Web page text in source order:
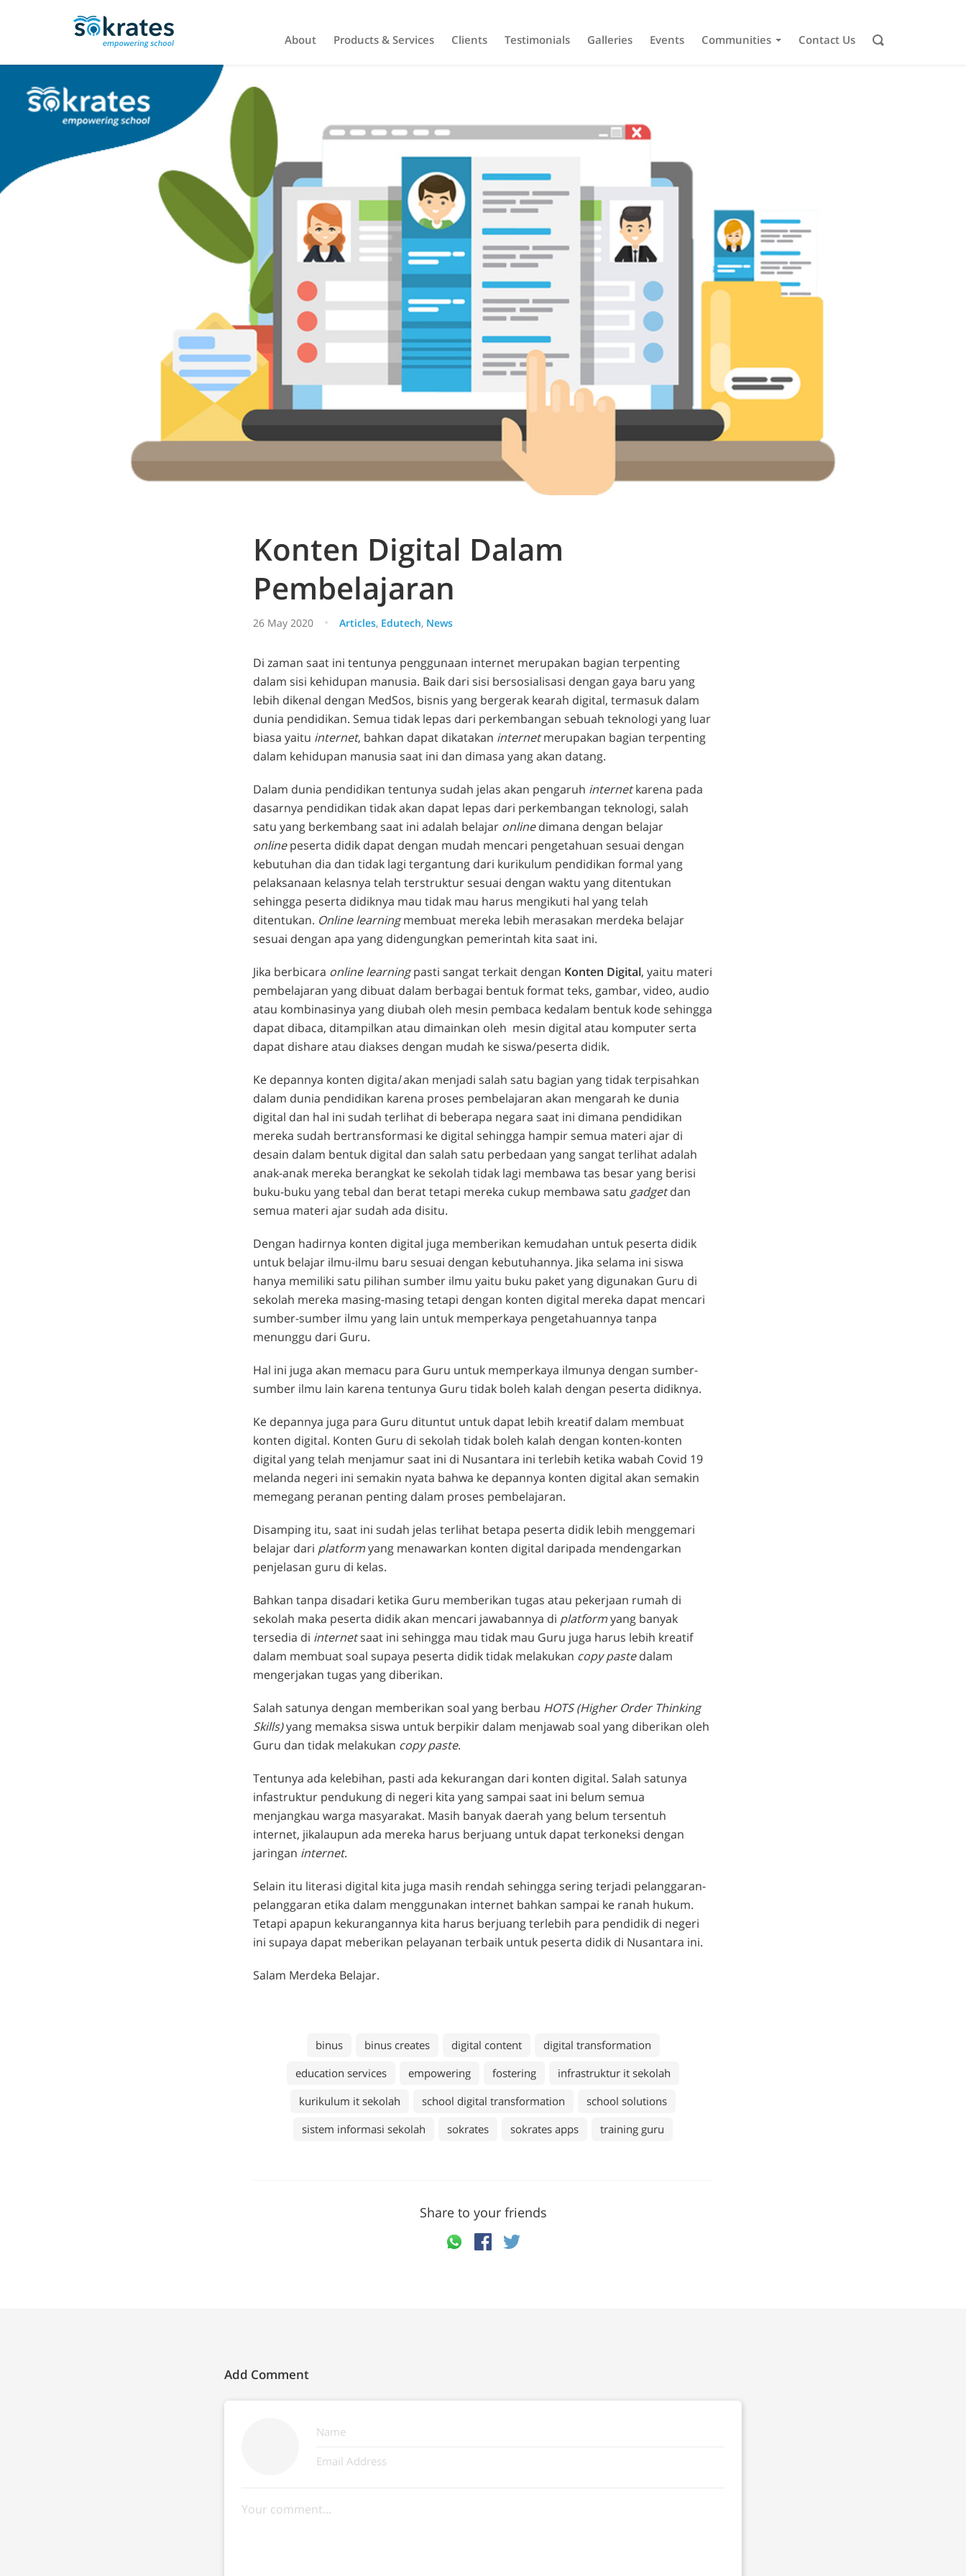
About Products & Services Clients Testimonials Galleries Events Communities Contact Us
Konten Digital Dalam
Pembelajaran
26 May 2020 Articles, Edutech, News
Di zaman saat ini tentunya penggunaan internet merupakan bagian terpenting
dalam sisi kehidupan manusia. Baik dari sisi bersosialisasi dengan gaya baru yang
lebih dikenal dengan MedSos, bisnis yang bergerak kearah digital, termasuk dalam
dunia pendidikan. Semua tidak lepas dari perkembangan sebuah teknologi yang luar
biasa yaitu internet, bahkan dapat dikatakan internetmerupakan bagian terpenting
dalam kehidupan manusia saat ini dan dimasa yang akan datang.
Dalam dunia pendidikan tentunya sudah jelas akan pengaruh internetkarena pada
dasarnya pendidikan tidak akan dapat lepas dari perkembangan teknologi, salah
satu yang berkembang saat ini adalah belajar onlinedimana dengan belajar
onlinepeserta didik dapat dengan mudah mencari pengetahuan sesuai dengan
kebutuhan dia dan tidak lagi tergantung dari kurikulum pendidikan formal yang
pelaksanaan kelasnya telah terstruktur sesuai dengan waktu yang ditentukan
sehingga peserta didiknya mau tidak mau harus mengikuti hal yang telah
ditentukan. Online learningmembuat mereka lebih merasakan merdeka belajar
sesuai dengan apa yang didengungkan pemerintah kita saat ini.
Jika berbicara online learningpasti sangat terkait dengan Konten Digital, yaitu materi
pembelajaran yang dibuat dalam berbagai bentuk format teks, gambar, video, audio
atau kombinasinya yang diubah oleh mesin pembaca kedalam bentuk kode sehingga
dapat dibaca, ditampilkan atau dimainkan oleh mesin digital atau komputer serta
dapat dishare atau diakses dengan mudah ke siswa/peserta didik.
Ke depannya konten digitalakan menjadi salah satu bagian yang tidak terpisahkan
dalam dunia pendidikan karena proses pembelajaran akan mengarah ke dunia
digital dan hal ini sudah terlihat di beberapa negara saat ini dimana pendidikan
mereka sudah bertransformasi ke digital sehingga hampir semua materi ajar di
desain dalam bentuk digital dan salah satu perbedaan yang sangat terlihat adalah
anak-anak mereka berangkat ke sekolah tidak lagi membawa tas besar yang berisi
buku-buku yang tebal dan berat tetapi mereka cukup membawa satu gadgetdan
semua materi ajar sudah ada disitu.
Dengan hadirnya konten digital juga memberikan kemudahan untuk peserta didik
untuk belajar ilmu-ilmu baru sesuai dengan kebutuhannya. Jika selama ini siswa
hanya memiliki satu pilihan sumber ilmu yaitu buku paket yang digunakan Guru di
sekolah mereka masing-masing tetapi dengan konten digital mereka dapat mencari
sumber-sumber ilmu yang lain untuk memperkaya pengetahuannya tanpa
menunggu dari Guru.
Hal ini juga akan memacu para Guru untuk memperkaya ilmunya dengan sumber-
sumber ilmu lain karena tentunya Guru tidak boleh kalah dengan peserta didiknya.
Ke depannya juga para Guru dituntut untuk dapat lebih kreatif dalam membuat
konten digital. Konten Guru di sekolah tidak boleh kalah dengan konten-konten
digital yang telah menjamur saat ini di Nusantara ini terlebih ketika wabah Covid 19
melanda negeri ini semakin nyata bahwa ke depannya konten digital akan semakin
memegang peranan penting dalam proses pembelajaran.
Disamping itu, saat ini sudah jelas terlihat betapa peserta didik lebih menggemari
belajar dari platformyang menawarkan konten digital daripada mendengarkan
penjelasan guru di kelas.
Bahkan tanpa disadari ketika Guru memberikan tugas atau pekerjaan rumah di
sekolah maka peserta didik akan mencari jawabannya di platformyang banyak
tersedia di internetsaat ini sehingga mau tidak mau Guru juga harus lebih kreatif
dalam membuat soal supaya peserta didik tidak melakukan copy pastedalam
mengerjakan tugas yang diberikan.
Salah satunya dengan memberikan soal yang berbau HOTS (Higher Order Thinking
Skills)yang memaksa siswa untuk berpikir dalam menjawab soal yang diberikan oleh
Guru dan tidak melakukan copy paste.
Tentunya ada kelebihan, pasti ada kekurangan dari konten digital. Salah satunya
infastruktur pendukung di negeri kita yang sampai saat ini belum semua
menjangkau warga masyarakat. Masih banyak daerah yang belum tersentuh
internet, jikalaupun ada mereka harus berjuang untuk dapat terkoneksi dengan
jaringan internet.
Selain itu literasi digital kita juga masih rendah sehingga sering terjadi pelanggaran-
pelanggaran etika dalam menggunakan internet bahkan sampai ke ranah hukum.
Tetapi apapun kekurangannya kita harus berjuang terlebih para pendidik di negeri
ini supaya dapat meberikan pelayanan terbaik untuk peserta didik di Nusantara ini.
Salam Merdeka Belajar.
binus binus creates digital content
digital transformation
education services
empowering fostering
infrastruktur it sekolah
kurikulum it sekolah
school digital transformation
school solutions
sistem informasi sekolah
sokrates sokrates apps training guru
Share to your friends
Add Comment